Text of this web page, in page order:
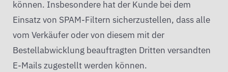
können. Insbesondere hat der Kunde bei dem
Einsatz von SPAM-Filtern sicherzustellen, dass alle
vom Verkäufer oder von diesem mit der
Bestellabwicklung beauftragten Dritten versandten
E-Mails zugestellt werden können.